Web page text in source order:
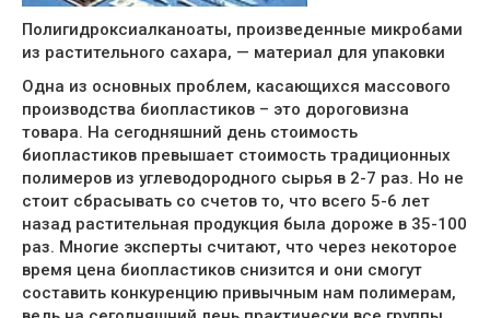
Полигидроксиалканоаты, произведенные микробами
из растительного сахара, — материал для упаковки
Одна из основных проблем, касающихся массового
производства биопластиков – это дороговизна
товара. На сегодняшний день стоимость
биопластиков превышает стоимость традиционных
полимеров из углеводородного сырья в 2-7 раз. Но не
стоит сбрасывать со счетов то, что всего 5-6 лет
назад растительная продукция была дороже в 35-100
раз. Многие эксперты считают, что через некоторое
время цена биопластиков снизится и они смогут
составить конкуренцию привычным нам полимерам,